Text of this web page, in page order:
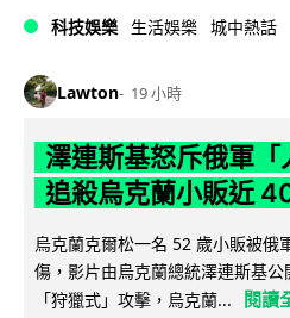
科技娛樂 生活娛樂 城中熱話
Lawton 19 小時
澤連斯基怒斥俄軍
追殺烏克蘭小販近
烏克蘭克爾松一名 52 歲小販被俄
傷，影片由烏克蘭總統澤連斯基
「狩獵式」攻擊，烏克蘭...
閱讀